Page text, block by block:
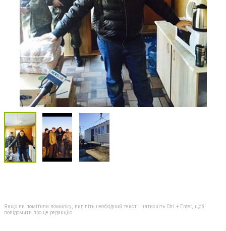
Якщо ви помітили помилку, виділіть необхідний текст і натисніть Ctrl + Enter, щоб
повідомити про це редакцію